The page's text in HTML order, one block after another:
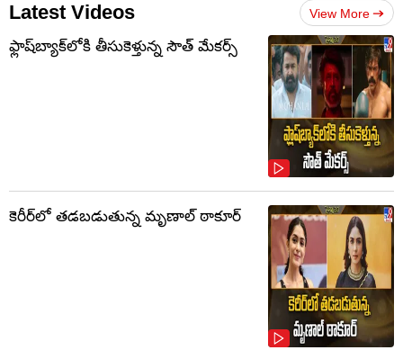
Latest Videos View More
ఫ్లాష్‌బ్యాక్‌లోకి తీసుకెళ్తున్న సౌత్‌ మేకర్స్‌
కెరీర్‌లో తడబడుతున్న మృణాల్ ఠాకూర్